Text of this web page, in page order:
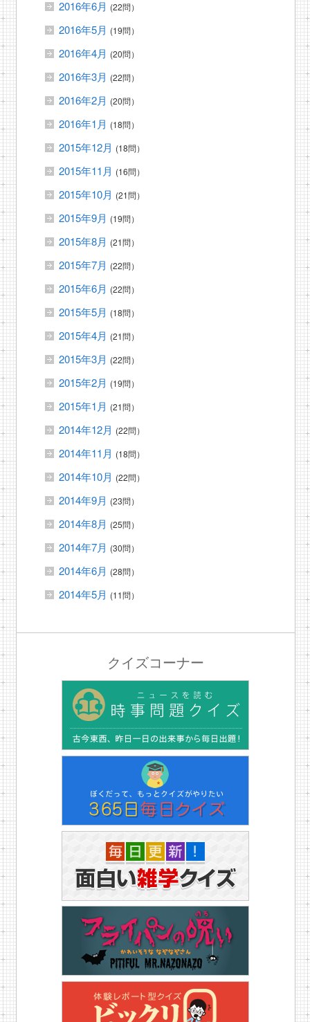
2016年6月 (22問）
2016年5月 (19問）
2016年4月 (20問）
2016年3月 (22問）
2016年2月 (20問）
2016年1月 (18問）
2015年12月 (18問）
2015年11月 (16問）
2015年10月 (21問）
2015年9月 (19問）
2015年8月 (21問）
2015年7月 (22問）
2015年6月 (22問）
2015年5月 (18問）
2015年4月 (21問）
2015年3月 (22問）
2015年2月 (19問）
2015年1月 (21問）
2014年12月 (22問）
2014年11月 (18問）
2014年10月 (22問）
2014年9月 (23問）
2014年8月 (25問）
2014年7月 (30問）
2014年6月 (28問）
2014年5月 (11問）
クイズコーナー